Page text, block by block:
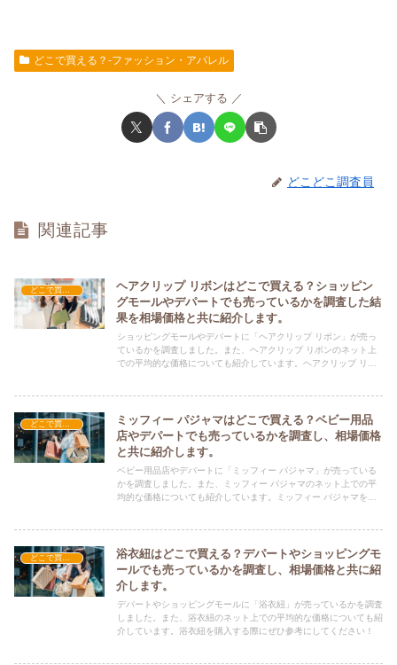
どこで買える？-ファッション・アパレル
シェアする
どこどこ調査員
関連記事
どこで買える？-ファッション・アパレル
ヘアクリップ リボンはどこで買える？ショッピン
グモールやデパートでも売っているかを調査した結
果を相場価格と共に紹介します。
ショッピングモールやデパートに「ヘアクリップ リボン」が売っ
ているかを調査しました。また、ヘアクリップ リボンのネット上
での平均的な価格についても紹介しています。ヘアクリップ リボ
ミッフィー パジャマはどこで買える？ベビー用品
店やデパートでも売っているかを調査し、相場価格
と共に紹介します。
ベビー用品店やデパートに「ミッフィー パジャマ」が売っている
かを調査しました。また、ミッフィー パジャマのネット上での平
均的な価格についても紹介しています。ミッフィー パジャマを購
浴衣紐はどこで買える？デパートやショッピングモ
ールでも売っているかを調査し、相場価格と共に紹
介します。
デパートやショッピングモールに「浴衣紐」が売っているかを調査
しました。また、浴衣紐のネット上での平均的な価格についても紹
介しています。浴衣紐を購入する際にぜひ参考にしてください！